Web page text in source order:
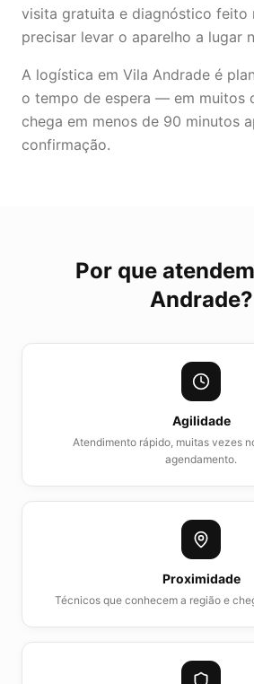
visita gratuita e diagnóstico
precisar levar o aparelho a lugar
A logística em Vila Andrade é
o tempo de espera — em muitos
chega em menos de 90 minutos
confirmação.
Por que
Andrade?
Agilidade
Atendimento rápido, muitas vezes
agendamento.
Proximidade
Técnicos que conhecem a região e